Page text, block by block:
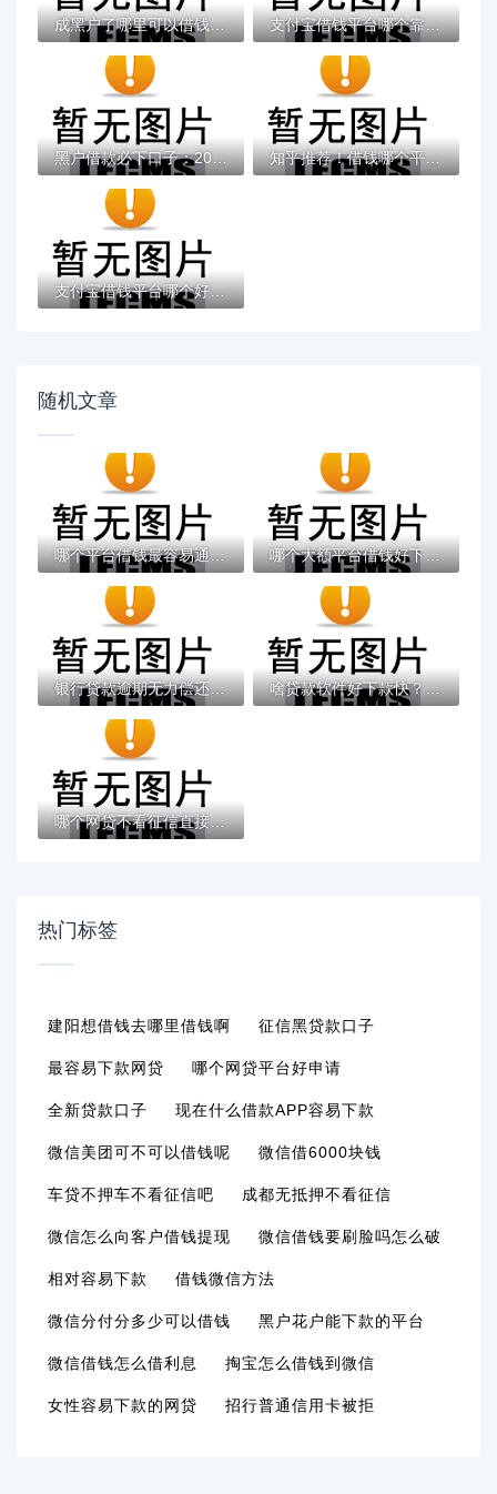
成黑户了哪里可以借钱急用啊，2025五大专属... 支付宝借钱平台哪个靠谱？实测这5款低息灵活...
黑户借款必下口子：2025推荐5个通过率100%的... 知乎推荐！借钱哪个平台靠谱？这5个低息正规...
支付宝借钱平台哪个好？实测推荐这3个靠谱低...
随机文章
哪个平台借钱最容易通过？十大综合评估未通... 哪个大额平台借钱好下款？盘点8个贷款新口子...
银行贷款逾期无力偿还？这些解决办法你一定... 啥贷款软件好下款快？十大网络贷款平台排名...
哪个网贷不看征信直接下款？推荐几款无需征...
热门标签
建阳想借钱去哪里借钱啊 征信黑贷款口子
最容易下款网贷 哪个网贷平台好申请
全新贷款口子 现在什么借款APP容易下款
微信美团可不可以借钱呢 微信借6000块钱
车贷不押车不看征信吧 成都无抵押不看征信
微信怎么向客户借钱提现 微信借钱要刷脸吗怎么破
相对容易下款 借钱微信方法
微信分付分多少可以借钱 黑户花户能下款的平台
微信借钱怎么借利息 掏宝怎么借钱到微信
女性容易下款的网贷 招行普通信用卡被拒